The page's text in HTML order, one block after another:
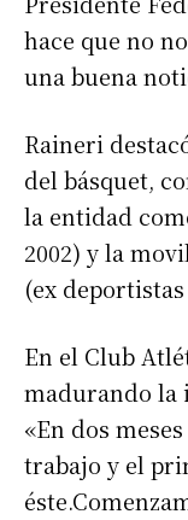
hace que no
una buena
Raineri
del básquet,
la entidad
2002) y la
(ex
En el Club
madurando la
«En dos
trabajo y el